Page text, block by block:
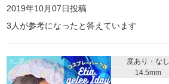
2019年10月07日投稿
3 人が参考になったと答えています
度あり・なし
14.5mm